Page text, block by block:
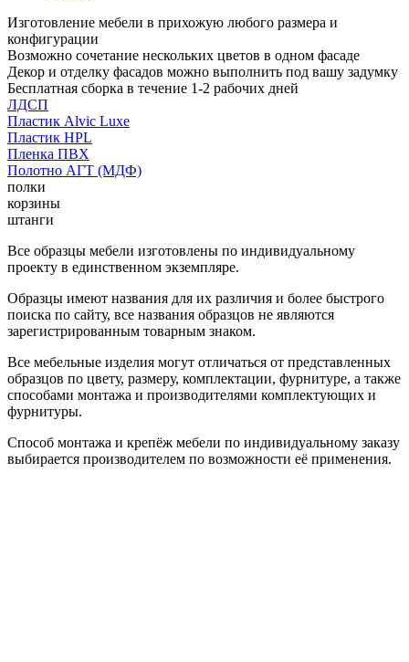
Изготовление мебели в прихожую любого размера и
конфигурации
Возможно сочетание нескольких цветов в одном фасаде
Декор и отделку фасадов можно выполнить под вашу задумку
Бесплатная сборка в течение 1-2 рабочих дней
ЛДСП
Пластик Alvic Luxe
Пластик HPL
Пленка ПВХ
Полотно АГТ (МДФ)
полки
корзины
штанги
Все образцы мебели изготовлены по индивидуальному
проекту в единственном экземпляре.
Образцы имеют названия для их различия и более быстрого
поиска по сайту, все названия образцов не являются
зарегистрированным товарным знаком.
Все мебельные изделия могут отличаться от представленных
образцов по цвету, размеру, комплектации, фурнитуре, а также
способами монтажа и производителями комплектующих и
фурнитуры.
Способ монтажа и крепёж мебели по индивидуальному заказу
выбирается производителем по возможности её применения.